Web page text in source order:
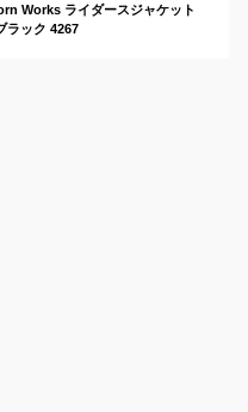
Works ライダースジャケット
ラック 4267